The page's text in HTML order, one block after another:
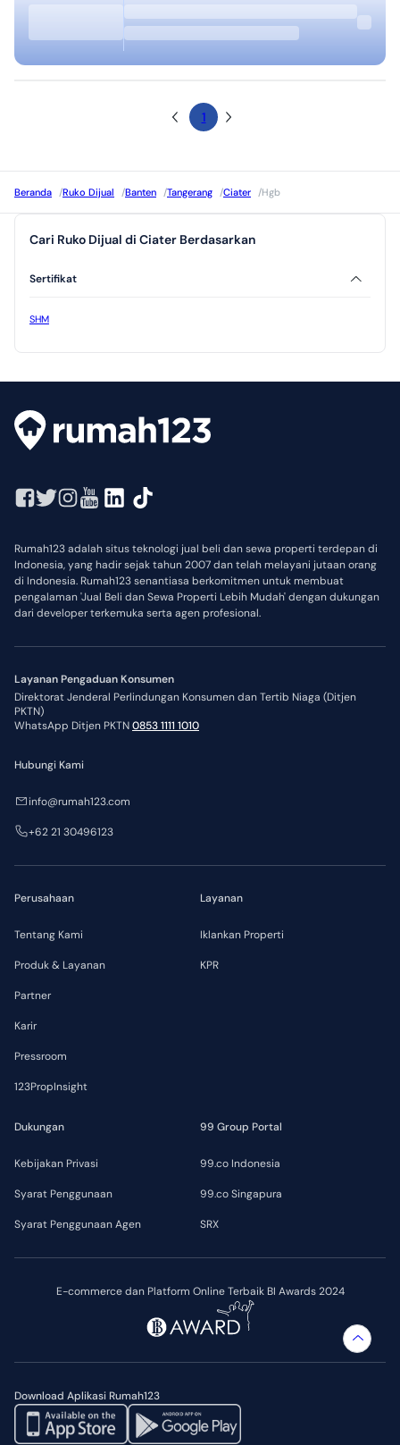
1
Beranda /Ruko Dijual /Banten /Tangerang /Ciater /Hgb
Cari Ruko Dijual di Ciater Berdasarkan
Sertifikat
SHM
Rumah123 adalah situs teknologi jual beli dan sewa properti terdepan di
Indonesia, yang hadir sejak tahun 2007 dan telah melayani jutaan orang
di Indonesia. Rumah123 senantiasa berkomitmen untuk membuat
pengalaman 'Jual Beli dan Sewa Properti Lebih Mudah' dengan dukungan
dari developer terkemuka serta agen profesional.
Layanan Pengaduan Konsumen
Direktorat Jenderal Perlindungan Konsumen dan Tertib Niaga (Ditjen
PKTN)
WhatsApp Ditjen PKTN0853 1111 1010
E-commerce dan Platform Online Terbaik BI Awards 2024
Download Aplikasi Rumah123
Perusahaan
Tentang Kami
Produk & Layanan
Partner
Karir
Pressroom
123PropInsight
Layanan
Iklankan Properti
KPR
Dukungan
Kebijakan Privasi
Syarat Penggunaan
Syarat Penggunaan Agen
99 Group Portal
99.co Indonesia
99.co Singapura
SRX
Hubungi Kami
info@rumah123.com
+62 21 30496123